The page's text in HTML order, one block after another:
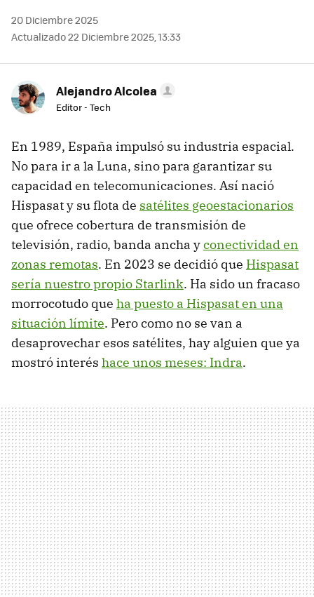
20 Diciembre 2025
Actualizado 22 Diciembre 2025, 13:33
Alejandro Alcolea
Editor - Tech
En 1989, España impulsó su industria espacial.
No para ir a la Luna, sino para garantizar su
capacidad en telecomunicaciones. Así nació
Hispasat y su flota de satélites geoestacionarios
que ofrece cobertura de transmisión de
televisión, radio, banda ancha yconectividad en
zonas remotas. En 2023 se decidió que Hispasat
sería nuestro propio Starlink. Ha sido un fracaso
morrocotudo que ha puesto a Hispasat en una
situación límite. Pero como no se van a
desaprovechar esos satélites, hay alguien que ya
mostró interés hace unos meses: Indra.